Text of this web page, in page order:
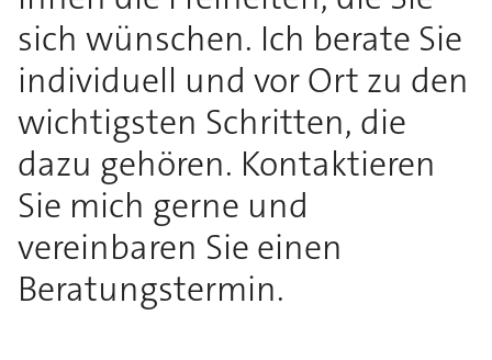
sich wünschen. Ich berate Sie
individuell und vor Ort zu den
wichtigsten Schritten, die
dazu gehören. Kontaktieren
Sie mich gerne und
vereinbaren Sie einen
Beratungstermin.